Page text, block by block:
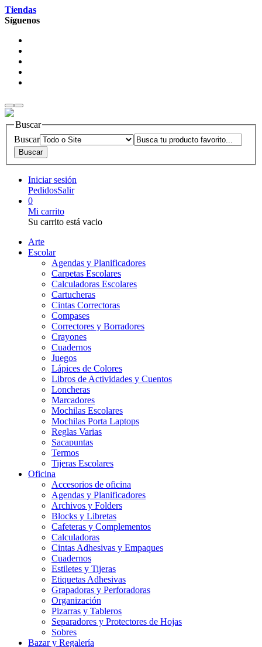
Tiendas
Síguenos
Buscar
Buscar
Iniciar sesión
PedidosSalir
0
Mi carrito
Su carrito está vacio
Arte
Escolar
Agendas y Planificadores
Carpetas Escolares
Calculadoras Escolares
Cartucheras
Cintas Correctoras
Compases
Correctores y Borradores
Crayones
Cuadernos
Juegos
Lápices de Colores
Libros de Actividades y Cuentos
Loncheras
Marcadores
Mochilas Escolares
Mochilas Porta Laptops
Reglas Varias
Sacapuntas
Termos
Tijeras Escolares
Oficina
Accesorios de oficina
Agendas y Planificadores
Archivos y Folders
Blocks y Libretas
Cafeteras y Complementos
Calculadoras
Cintas Adhesivas y Empaques
Cuadernos
Estiletes y Tijeras
Etiquetas Adhesivas
Grapadoras y Perforadoras
Organización
Pizarras y Tableros
Separadores y Protectores de Hojas
Sobres
Bazar y Regalería